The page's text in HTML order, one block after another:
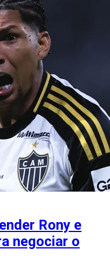
Rony e
negociar o